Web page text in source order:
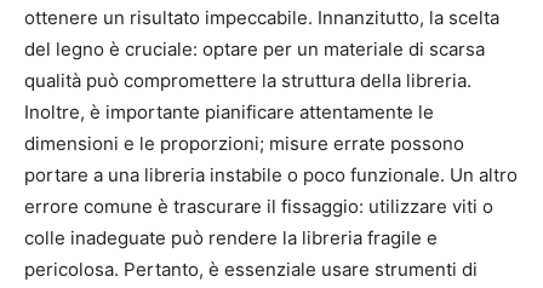
ottenere un risultato impeccabile. Innanzitutto, la scelta
del legno è cruciale: optare per un materiale di scarsa
qualità può compromettere la struttura della libreria.
Inoltre, è importante pianificare attentamente le
dimensioni e le proporzioni; misure errate possono
portare a una libreria instabile o poco funzionale. Un altro
errore comune è trascurare il fissaggio: utilizzare viti o
colle inadeguate può rendere la libreria fragile e
pericolosa. Pertanto, è essenziale usare strumenti di